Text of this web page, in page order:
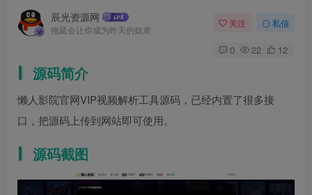
辰光资源网
拖延会让你成为昨天的奴隶
关注 私信
0 22 12
源码简介
懒人影院官网VIP视频解析工具源码，已经内置了很多接
口，把源码上传到网站即可使用。
源码截图